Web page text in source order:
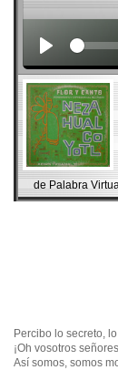
de Palabra
Percibo lo secreto,
¡Oh vosotros
Así somos, somos